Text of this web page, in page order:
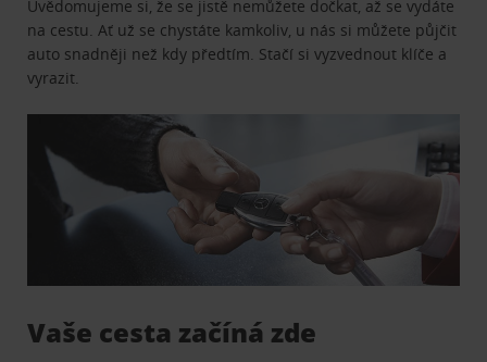
Uvědomujeme si, že se jistě nemůžete dočkat, až se vydáte
na cestu. Ať už se chystáte kamkoliv, u nás si můžete půjčit
auto snadněji než kdy předtím. Stačí si vyzvednout klíče a
vyrazit.
Vaše cesta začíná zde